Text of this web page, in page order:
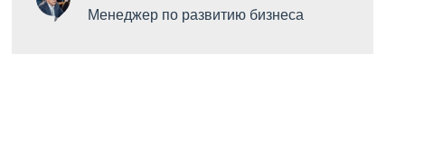
Менеджер по развитию бизнеса